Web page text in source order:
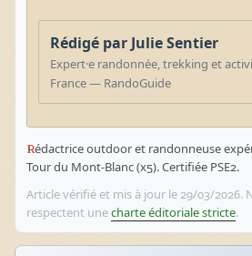
Rédigé par Julie Sentier
Expert·e randonnée, trekking et
France — RandoGuide
Rédactrice outdoor et randonneuse expérimentée. GR20 (x3),
Tour du Mont-Blanc (x5). Certifiée PSE2.
Article vérifié et mis à jour le 29/03/2026. Nos contenus
respectent unecharte éditoriale stricte.